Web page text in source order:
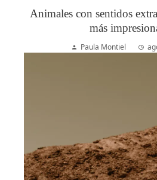
Animales con sentidos
más
Paula Montiel